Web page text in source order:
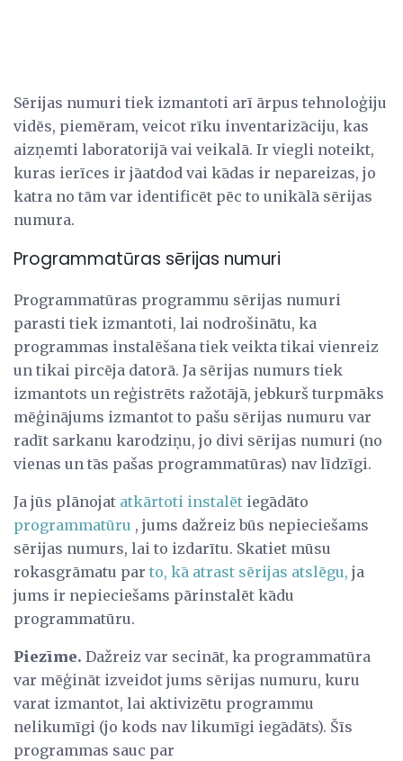
Sērijas numuri tiek izmantoti arī ārpus tehnoloģiju
vidēs, piemēram, veicot rīku inventarizāciju, kas
aizņemti laboratorijā vai veikalā. Ir viegli noteikt,
kuras ierīces ir jāatdod vai kādas ir nepareizas, jo
katra no tām var identificēt pēc to unikālā sērijas
numura.
Programmatūras sērijas numuri
Programmatūras programmu sērijas numuri
parasti tiek izmantoti, lai nodrošinātu, ka
programmas instalēšana tiek veikta tikai vienreiz
un tikai pircēja datorā. Ja sērijas numurs tiek
izmantots un reģistrēts ražotājā, jebkurš turpmāks
mēģinājums izmantot to pašu sērijas numuru var
radīt sarkanu karodziņu, jo divi sērijas numuri (no
vienas un tās pašas programmatūras) nav līdzīgi.
Ja jūs plānojat atkārtoti instalēt iegādāto
programmatūru , jums dažreiz būs nepieciešams
sērijas numurs, lai to izdarītu. Skatiet mūsu
rokasgrāmatu par to, kā atrast sērijas atslēgu, ja
jums ir nepieciešams pārinstalēt kādu
programmatūru.
Piezīme. Dažreiz var secināt, ka programmatūra
var mēģināt izveidot jums sērijas numuru, kuru
varat izmantot, lai aktivizētu programmu
nelikumīgi (jo kods nav likumīgi iegādāts). Šīs
programmas sauc par